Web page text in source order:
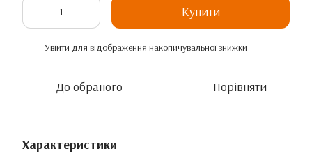
Купити
Увійти для відображення накопичувальної знижки
До обраного Порівняти
Характеристики